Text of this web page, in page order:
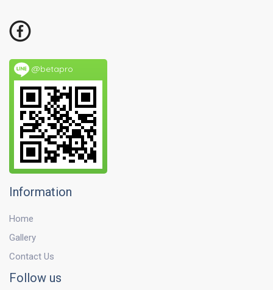
@betapro
Information
Home
Gallery
Contact Us
Follow us